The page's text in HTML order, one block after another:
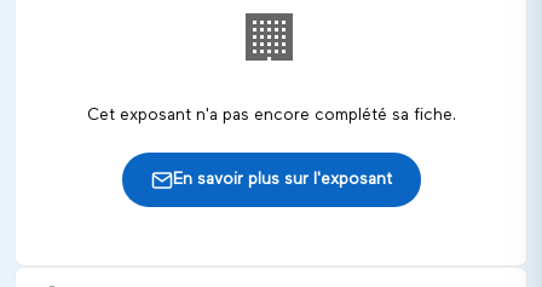
🏢
Cet exposant n'a pas encore complété sa fiche.
En savoir plus sur l'exposant